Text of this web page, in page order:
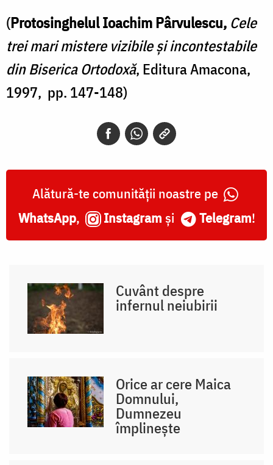
(Protosinghelul Ioachim Pârvulescu, Cele
trei mari mistere vizibile și incontestabile
din Biserica Ortodoxă, Editura Amacona,
1997, pp. 147-148)
Alătură-te comunității noastre pe
WhatsApp, Instagram și Telegram!
Cuvânt despre
infernul neiubirii
Orice ar cere Maica
Domnului,
Dumnezeu
împlinește